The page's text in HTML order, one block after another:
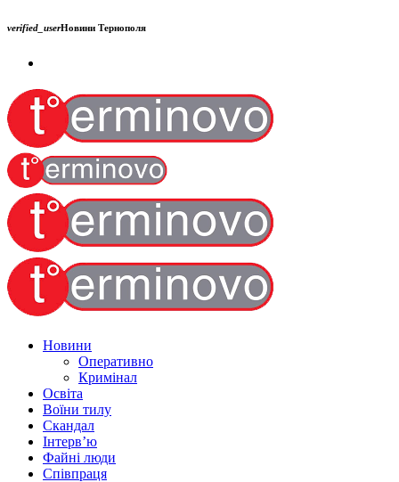
verified_userНовини Тернополя
Новини
Оперативно
Кримінал
Освіта
Воїни тилу
Скандал
Інтерв’ю
Файні люди
Співпраця